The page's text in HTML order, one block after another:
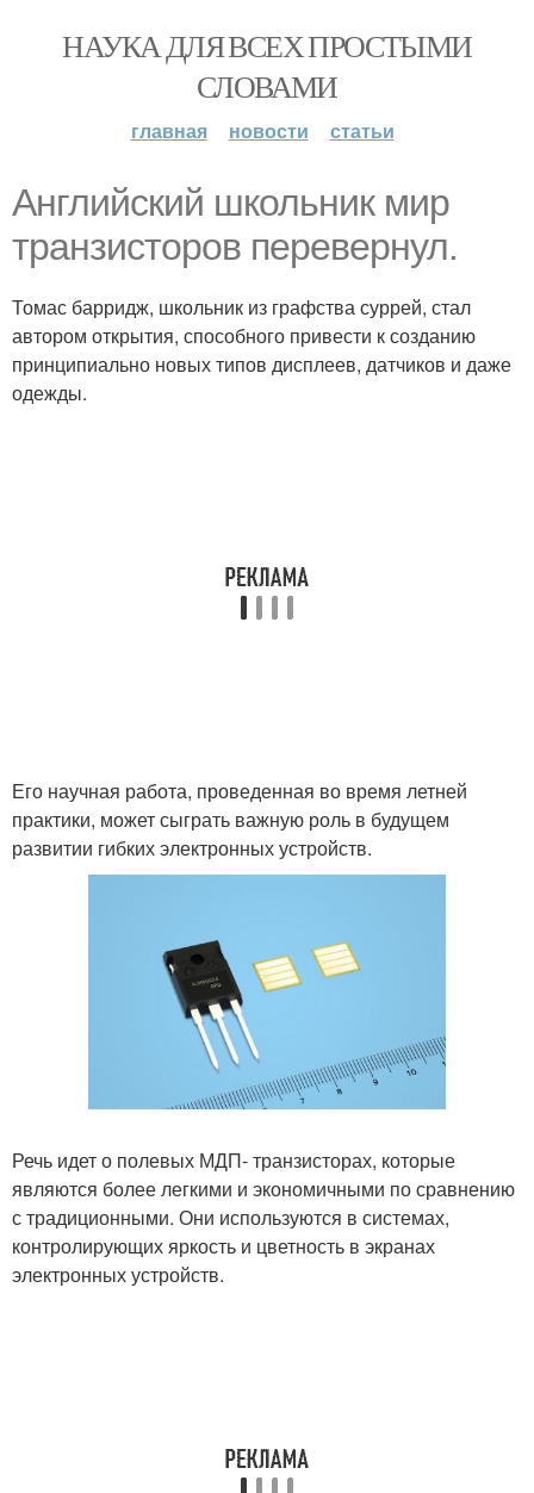
НАУКА ДЛЯ ВСЕХ ПРОСТЫМИ
СЛОВАМИ
главная новости статьи
Английский школьник мир
транзисторов перевернул.
Томас барридж, школьник из графства суррей, стал
автором открытия, способного привести к созданию
принципиально новых типов дисплеев, датчиков и даже
одежды.
Его научная работа, проведенная во время летней
практики, может сыграть важную роль в будущем
развитии гибких электронных устройств.
Речь идет о полевых МДП- транзисторах, которые
являются более легкими и экономичными по сравнению
с традиционными. Они используются в системах,
контролирующих яркость и цветность в экранах
электронных устройств.